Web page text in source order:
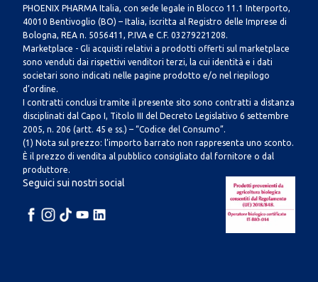
PHOENIX PHARMA Italia, con sede legale in Blocco 11.1 Interporto,
40010 Bentivoglio (BO) – Italia, iscritta al Registro delle Imprese di
Bologna, REA n. 5056411, P.IVA e C.F. 03279221208.
Marketplace - Gli acquisti relativi a prodotti offerti sul marketplace
sono venduti dai rispettivi venditori terzi, la cui identità e i dati
societari sono indicati nelle pagine prodotto e/o nel riepilogo
d’ordine.
I contratti conclusi tramite il presente sito sono contratti a distanza
disciplinati dal Capo I, Titolo III del Decreto Legislativo 6 settembre
2005, n. 206 (artt. 45 e ss.) – “Codice del Consumo”.
(1) Nota sul prezzo: l’importo barrato non rappresenta uno sconto.
È il prezzo di vendita al pubblico consigliato dal fornitore o dal
produttore.
Seguici sui nostri social